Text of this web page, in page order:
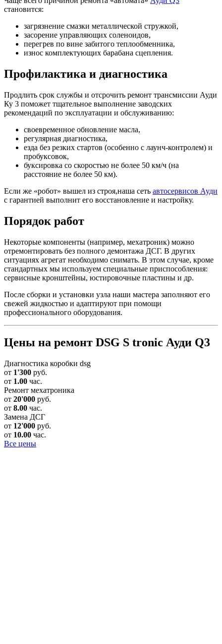
становится:
загрязнение смазки металлической стружкой,
засорение управляющих соленоидов,
перегрев по вине забитого теплообменника,
износ комплектующих барабана сцепления.
Профилактика и диагностика
Продлить срок службы и отсрочить ремонт трансмиссии Ауди
Ку 3 поможет тщательное выполнение заводских
рекомендаций по эксплуатации и обслуживанию:
своевременное обновление масла,
регулярная диагностика,
езда без резких стартов (особенно с лаунч-контролем) и
пробуксовок,
буксировка со скоростью не более 50 км/ч (на
расстояние не более 50 км).
Если же «робот» вышел из строя,наша сеть автосервисов Ауди
с гарантией выполнит его восстановление и настройку.
Порядок работ
Некоторые компоненты (например, мехатроник) можно
отремонтировать без полного демонтажа ДСГ. В других
ситуациях агрегат необходимо снимать. В этом случае, кроме
стандартных мы используем специальные приспособления:
сервисные кронштейны, юстировочные пластины и др.
После сборки и установки узла наши мастера заполняют его
свежей жидкостью и адаптируют при помощи
профессионального оборудования.
Цены на ремонт DSG S tronic Ауди Q3
Диагностика коробки dsg
от 1'300 руб.
от 1.00 час.
Ремонт мехатроника
от 20'000 руб.
от 8.00 час.
Замена ДСГ
от 12'000 руб.
от 10.00 час.
Все цены